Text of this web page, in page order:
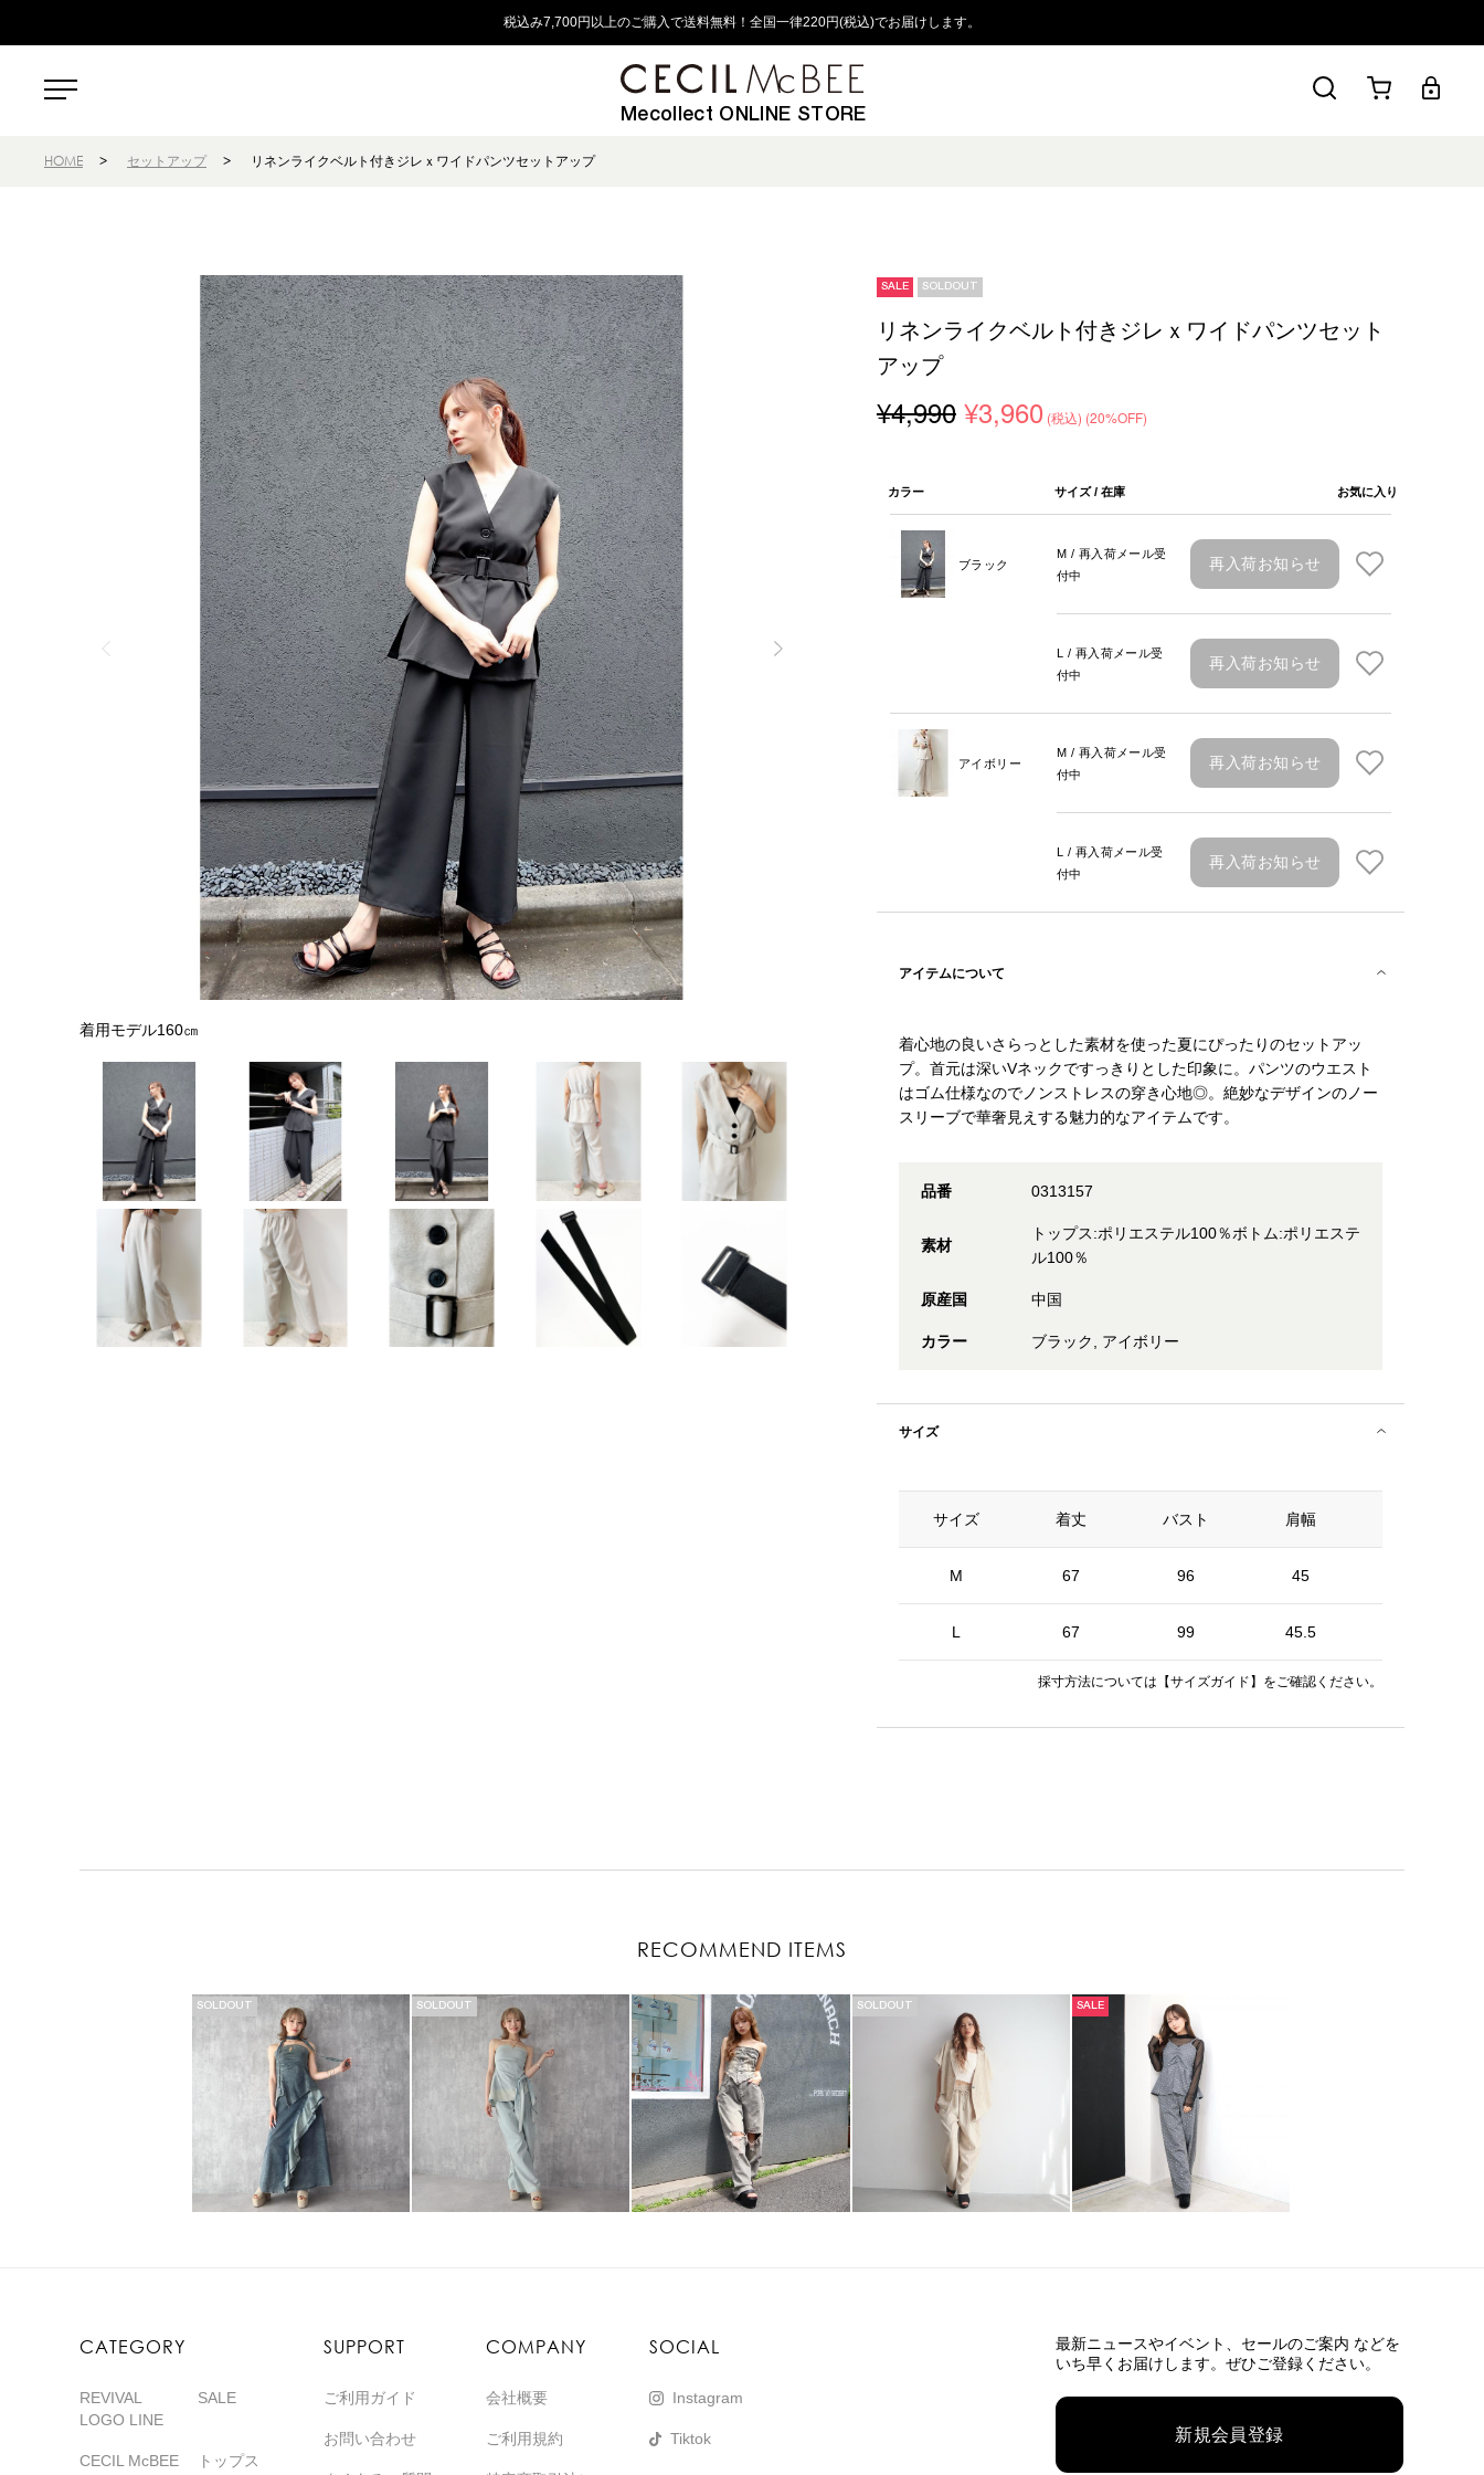
税込み7,700円以上のご購入で送料無料！全国一律220円(税込)でお届けします。
Mecollect ONLINE STORE
HOME > セットアップ > リネンライクベルト付きジレｘワイドパンツセットアップ
着用モデル160㎝
SALE SOLDOUT
リネンライクベルト付きジレｘワイドパンツセット
アップ
¥4,990 ¥3,960 (税込) (20%OFF)
カラー サイズ / 在庫 お気に入り
ブラック
M / 再入荷メール受
付中
再入荷お知らせ
L / 再入荷メール受
付中
再入荷お知らせ
アイボリー
M / 再入荷メール受
付中
再入荷お知らせ
L / 再入荷メール受
付中
再入荷お知らせ
アイテムについて
着心地の良いさらっとした素材を使った夏にぴったりのセットアッ
プ。首元は深いVネックですっきりとした印象に。パンツのウエスト
はゴム仕様なのでノンストレスの穿き心地◎。絶妙なデザインのノー
スリーブで華奢見えする魅力的なアイテムです。
品番 0313157
素材
トップス:ポリエステル100％ボトム:ポリエステ
ル100％
原産国 中国
カラー ブラック, アイボリー
サイズ
サイズ
M
L
着丈 バスト 肩幅
67 96 45
67 99 45.5
採寸方法については 【サイズガイド】 をご確認ください。
RECOMMEND ITEMS
SOLDOUT SOLDOUT SOLDOUT SALE
CATEGORY
REVIVAL
LOGO LINE
SALE
CECIL McBEE
トップス
SUPPORT
ご利用ガイド
お問い合わせ
COMPANY
会社概要
ご利用規約
SOCIAL
Instagram
Tiktok
最新ニュースやイベント、 セールのご案内 などを
いち早くお届けします。ぜひご登録ください。
新規会員登録